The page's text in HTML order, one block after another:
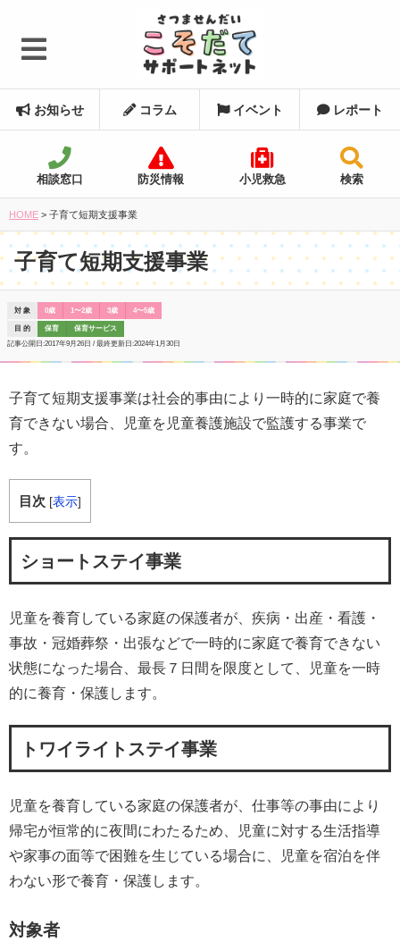
お知らせ コラム イベント レポート
相談窓口 防災情報 小児救急 検索
HOME > 子育て短期支援事業
子育て短期支援事業
対 象 0歳 1〜2歳 3歳 4〜5歳
目 的 保育
保育サービス
記事公開日:2017年9月26日 / 最終更新日:2024年1月30日
子育て短期支援事業は社会的事由により一時的に家庭で養
育できない場合、児童を児童養護施設で監護する事業で
す。
目次 [表示]
ショートステイ事業
児童を養育している家庭の保護者が、疾病・出産・看護・
事故・冠婚葬祭・出張などで一時的に家庭で養育できない
状態になった場合、最長７日間を限度として、児童を一時
的に養育・保護します。
トワイライトステイ事業
児童を養育している家庭の保護者が、仕事等の事由により
帰宅が恒常的に夜間にわたるため、児童に対する生活指導
や家事の面等で困難を生じている場合に、児童を宿泊を伴
わない形で養育・保護します。
対象者